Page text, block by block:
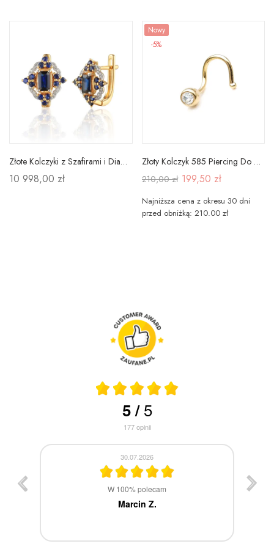
Złote Kolczyki z Szafirami i Diamentami Próba 585
10 998,00 zł
Nowy
-5%
Złoty Kolczyk 585 Piercing Do Nosa Cyrkonia Biała
210,00 zł 199,50 zł
Najniższa cena z okresu 30 dni
przed obniżką: 210.00 zł
5/5
177opinii
30.07.2026
W 100% polecam
Marcin Z.